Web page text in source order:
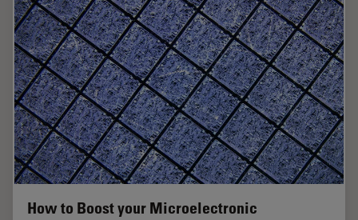
How to Boost your Microelectronic